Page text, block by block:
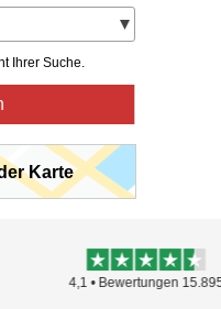
Ihrer Suche.
Karte
15.895
Trustpilot